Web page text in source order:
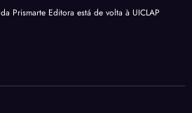
Prismarte Editora está de volta à UICLAP